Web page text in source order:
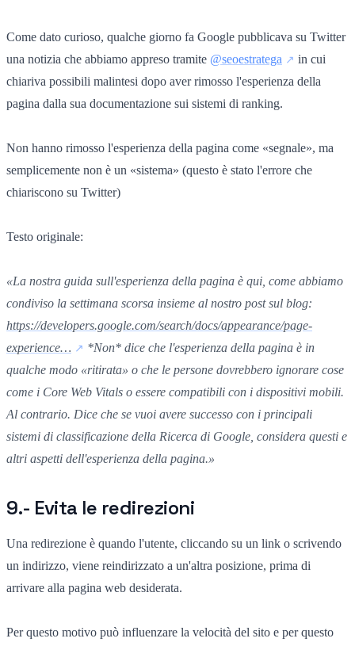
Come dato curioso, qualche giorno fa Google pubblicava su Twitter
una notizia che abbiamo appreso tramite @seoestratega
in cui
chiariva possibili malintesi dopo aver rimosso l'esperienza della
pagina dalla sua documentazione sui sistemi di ranking.
Non hanno rimosso l'esperienza della pagina come «segnale», ma
semplicemente non è un «sistema» (questo è stato l'errore che
chiariscono su Twitter)
Testo originale:
«La nostra guida sull'esperienza della pagina è qui, come abbiamo
condiviso la settimana scorsa insieme al nostro post sul blog:
https://developers.google.com/search/docs/appearance/page-
experience…
*Non* dice che l'esperienza della pagina è in
qualche modo «ritirata» o che le persone dovrebbero ignorare cose
come i Core Web Vitals o essere compatibili con i dispositivi mobili.
Al contrario. Dice che se vuoi avere successo con i principali
sistemi di classificazione della Ricerca di Google, considera questi e
altri aspetti dell'esperienza della pagina.»
9.- Evita le redirezioni
Una redirezione è quando l'utente, cliccando su un link o scrivendo
un indirizzo, viene reindirizzato a un'altra posizione, prima di
arrivare alla pagina web desiderata.
Per questo motivo può influenzare la velocità del sito e per questo